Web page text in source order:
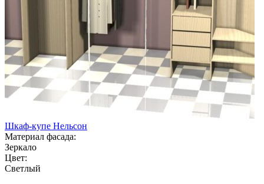
Шкаф-купе Нельсон
Материал фасада:
Зеркало
Цвет:
Светлый